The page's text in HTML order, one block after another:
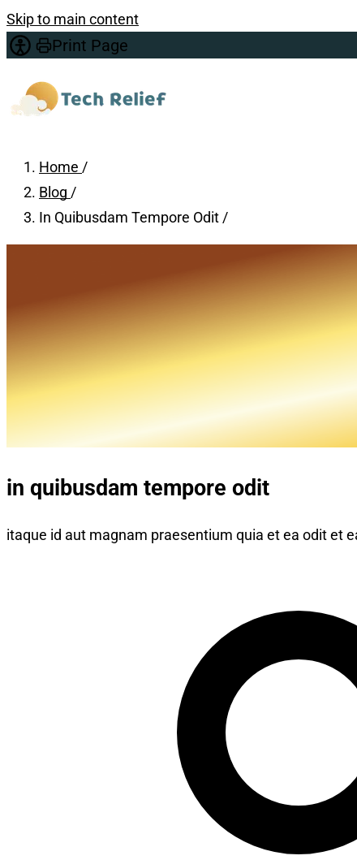
Skip to main content
Print Page
Home /
Blog /
In Quibusdam Tempore Odit /
in quibusdam tempore odit
itaque id aut magnam praesentium quia et ea odit et